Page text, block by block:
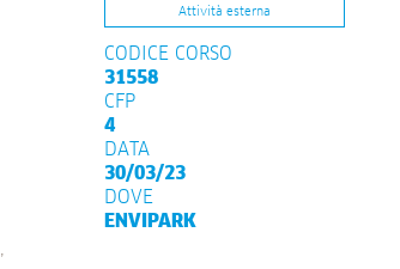
Attività esterna
CODICE CORSO
31558
CFP
4
DATA
30/03/23
DOVE
ENVIPARK